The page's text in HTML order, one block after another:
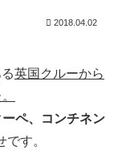
2018.04.02
英国クルーから
ペ、コンチネン
です。